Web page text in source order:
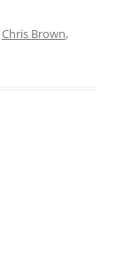
Chris Brown,